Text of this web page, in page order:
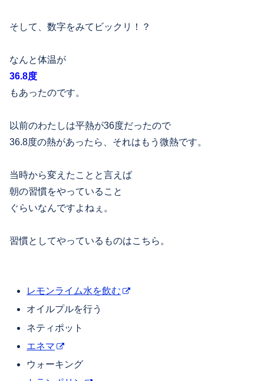
そして、数字をみてビックリ！？
なんと体温が
36.8度
もあったのです。
以前のわたしは平熱が36度だったので
36.8度の熱があったら、それはもう微熱です。
当時から変えたことと言えば
朝の習慣をやっていること
ぐらいなんですよねぇ。
習慣としてやっているものはこちら。
レモンライム水を飲む
オイルプルを行う
ネティポット
エネマ
ウォーキング